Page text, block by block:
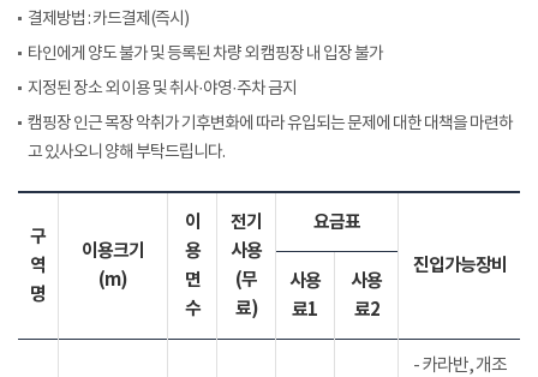
결제방법 : 카드결제(즉시)
타인에게 양도 불가 및 등록된 차량 외 캠핑장 내 입장 불가
지정된 장소 외 이용 및 취사·야영·주차 금지
캠핑장 인근 목장 악취가 기후변화에 따라 유입되는 문제에 대한 대책을 마련하
고 있사오니 양해 부탁드립니다.
구
역
명
이용크기
(m)
이
용
면
수
전기
사용
(무
료)
요금표
진입가능장비
사용
료1
사용
료2
- 카라반, 개조